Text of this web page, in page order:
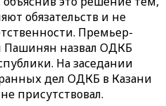
обязательств и не
Премьер-
назвал ОДКБ
На заседании
дел ОДКБ в Казани
присутствовал.